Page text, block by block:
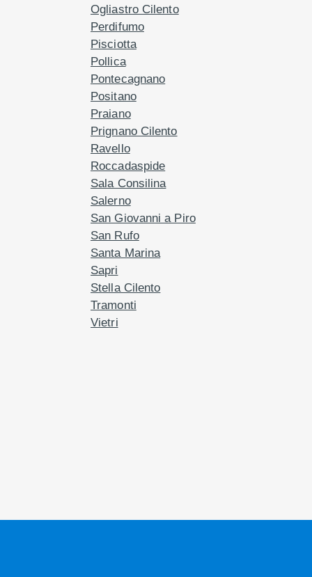
Ogliastro Cilento
Perdifumo
Pisciotta
Pollica
Pontecagnano
Positano
Praiano
Prignano Cilento
Ravello
Roccadaspide
Sala Consilina
Salerno
San Giovanni a Piro
San Rufo
Santa Marina
Sapri
Stella Cilento
Tramonti
Vietri